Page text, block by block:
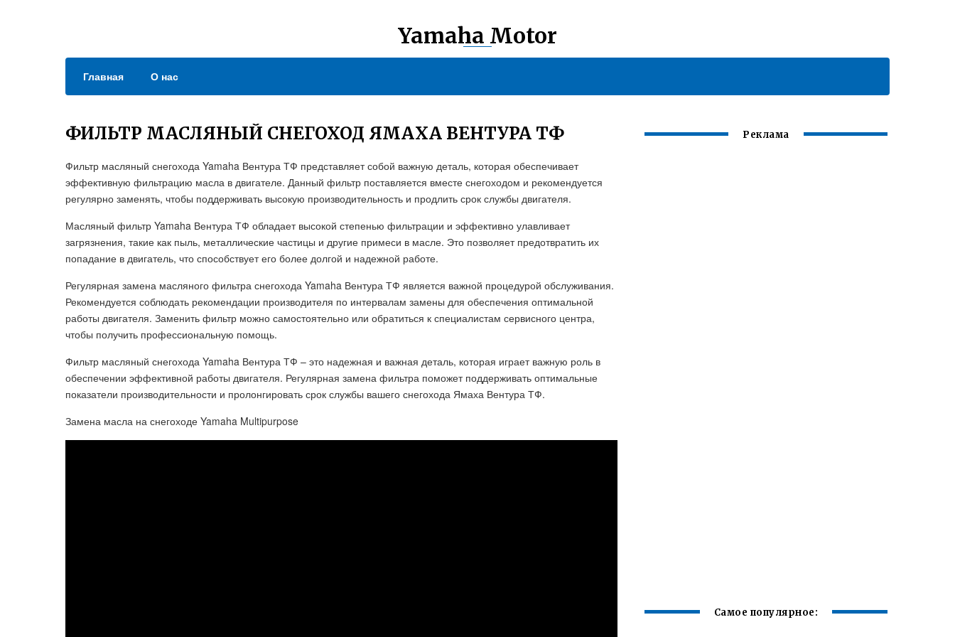
Yamaha Motor
Главная О нас
ФИЛЬТР МАСЛЯНЫЙ СНЕГОХОД ЯМАХА ВЕНТУРА ТФ
Фильтр масляный снегохода Yamaha Вентура ТФ представляет собой важную деталь, которая обеспечивает
эффективную фильтрацию масла в двигателе. Данный фильтр поставляется вместе снегоходом и рекомендуется
регулярно заменять, чтобы поддерживать высокую производительность и продлить срок службы двигателя.
Масляный фильтр Yamaha Вентура ТФ обладает высокой степенью фильтрации и эффективно улавливает
загрязнения, такие как пыль, металлические частицы и другие примеси в масле. Это позволяет предотвратить их
попадание в двигатель, что способствует его более долгой и надежной работе.
Регулярная замена масляного фильтра снегохода Yamaha Вентура ТФ является важной процедурой обслуживания.
Рекомендуется соблюдать рекомендации производителя по интервалам замены для обеспечения оптимальной
работы двигателя. Заменить фильтр можно самостоятельно или обратиться к специалистам сервисного центра,
чтобы получить профессиональную помощь.
Фильтр масляный снегохода Yamaha Вентура ТФ – это надежная и важная деталь, которая играет важную роль в
обеспечении эффективной работы двигателя. Регулярная замена фильтра поможет поддерживать оптимальные
показатели производительности и пролонгировать срок службы вашего снегохода Ямаха Вентура ТФ.
Замена масла на снегоходе Yamaha Multipurpose
Реклама
Самое популярное: